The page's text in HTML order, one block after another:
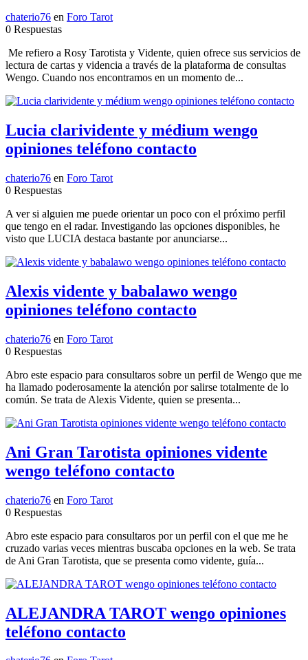
chaterio76 en Foro Tarot
0 Respuestas
Me refiero a Rosy Tarotista y Vidente, quien ofrece sus servicios de
lectura de cartas y videncia a través de la plataforma de consultas
Wengo. Cuando nos encontramos en un momento de...
Lucia clarividente y médium wengo
opiniones teléfono contacto
chaterio76 en Foro Tarot
0 Respuestas
A ver si alguien me puede orientar un poco con el próximo perfil
que tengo en el radar. Investigando las opciones disponibles, he
visto que LUCIA destaca bastante por anunciarse...
Alexis vidente y babalawo wengo
opiniones teléfono contacto
chaterio76 en Foro Tarot
0 Respuestas
Abro este espacio para consultaros sobre un perfil de Wengo que me
ha llamado poderosamente la atención por salirse totalmente de lo
común. Se trata de Alexis Vidente, quien se presenta...
Ani Gran Tarotista opiniones vidente
wengo teléfono contacto
chaterio76 en Foro Tarot
0 Respuestas
Abro este espacio para consultaros por un perfil con el que me he
cruzado varias veces mientras buscaba opciones en la web. Se trata
de Ani Gran Tarotista, que se presenta como vidente, guía...
ALEJANDRA TAROT wengo opiniones
teléfono contacto